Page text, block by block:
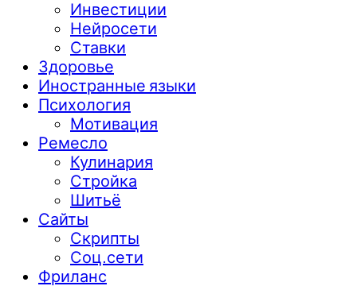
Инвестиции
Нейросети
Ставки
Здоровье
Иностранные языки
Психология
Мотивация
Ремесло
Кулинария
Стройка
Шитьё
Сайты
Скрипты
Соц.сети
Фриланс